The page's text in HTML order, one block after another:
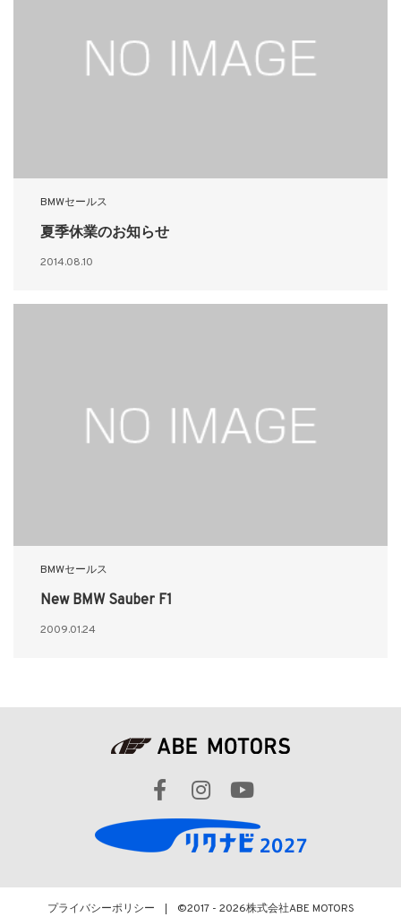
BMWセールス
夏季休業のお知らせ
2014.08.10
BMWセールス
New BMW Sauber F1
2009.01.24
プライバシーポリシー ©2017 - 2026株式会社ABE MOTORS